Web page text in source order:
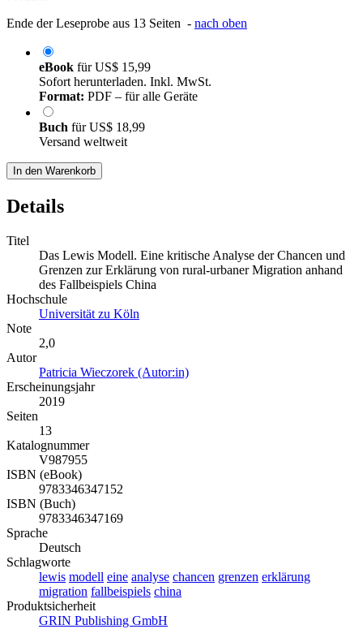
Ende der Leseprobe aus 13 Seiten - nach oben
eBook fürUS$ 15,99
Sofort herunterladen. Inkl. MwSt.
Format: PDF – für alle Geräte
Buch fürUS$ 18,99
Versand weltweit
In den Warenkorb
Details
Titel
Das Lewis Modell. Eine kritische Analyse der Chancen und
Grenzen zur Erklärung von rural-urbaner Migration anhand
des Fallbeispiels China
Hochschule
Universität zu Köln
Note
2,0
Autor
Patricia Wieczorek (Autor:in)
Erscheinungsjahr
2019
Seiten
13
Katalognummer
V987955
ISBN (eBook)
9783346347152
ISBN (Buch)
9783346347169
Sprache
Deutsch
Schlagworte
lewis modell eine analyse chancen grenzen erklärung
migration fallbeispiels china
Produktsicherheit
GRIN Publishing GmbH